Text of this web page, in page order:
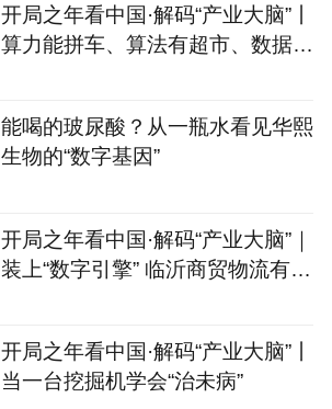
开局之年看中国·解码“产业大脑”丨
算力能拼车、算法有超市、数据不
能喝的玻尿酸？从一瓶水看见华熙
生物的“数字基因”
开局之年看中国·解码“产业大脑”｜
装上“数字引擎” 临沂商贸物流有
开局之年看中国·解码“产业大脑”丨
当一台挖掘机学会“治未病”